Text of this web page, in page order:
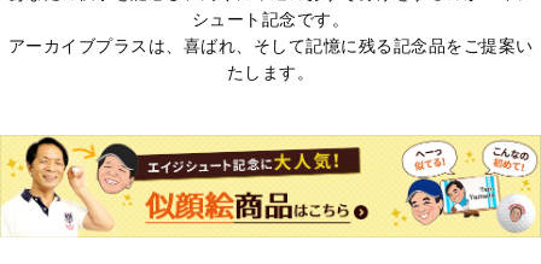
シュート記念です。
アーカイブプラスは、喜ばれ、そして記憶に残る記念品をご提案い
たします。